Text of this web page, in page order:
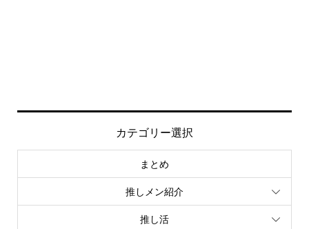
カテゴリー選択
まとめ
推しメン紹介
推し活